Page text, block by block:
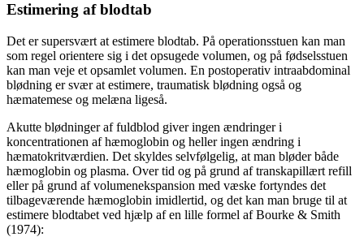
Estimering af blodtab
Det er supersvært at estimere blodtab. På operationsstuen kan man
som regel orientere sig i det opsugede volumen, og på fødselsstuen
kan man veje et opsamlet volumen. En postoperativ intraabdominal
blødning er svær at estimere, traumatisk blødning også og
hæmatemese og melæna ligeså.
Akutte blødninger af fuldblod giver ingen ændringer i
koncentrationen af hæmoglobin og heller ingen ændring i
hæmatokritværdien. Det skyldes selvfølgelig, at man bløder både
hæmoglobin og plasma. Over tid og på grund af transkapillært refill
eller på grund af volumenekspansion med væske fortyndes det
tilbageværende hæmoglobin imidlertid, og det kan man bruge til at
estimere blodtabet ved hjælp af en lille formel af Bourke & Smith
(1974):